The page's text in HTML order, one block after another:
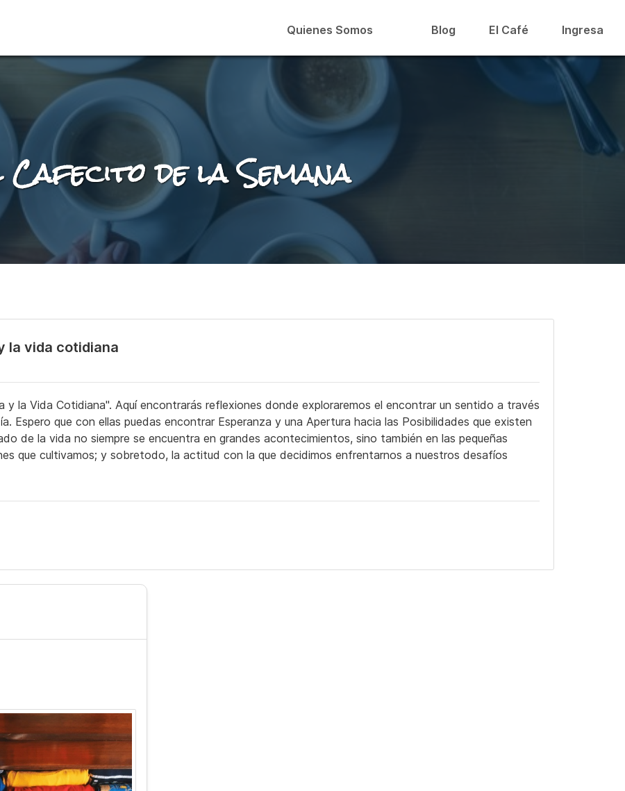
Quienes Somos Blog El Café Ingresa
de la Semana
la vida cotidiana
y la Vida Cotidiana". Aquí encontrarás reflexiones donde exploraremos el encontrar un sentido a través
Espero que con ellas puedas encontrar Esperanza y una Apertura hacia las Posibilidades que existen
de la vida no siempre se encuentra en grandes acontecimientos, sino también en las pequeñas
que cultivamos; y sobretodo, la actitud con la que decidimos enfrentarnos a nuestros desafíos